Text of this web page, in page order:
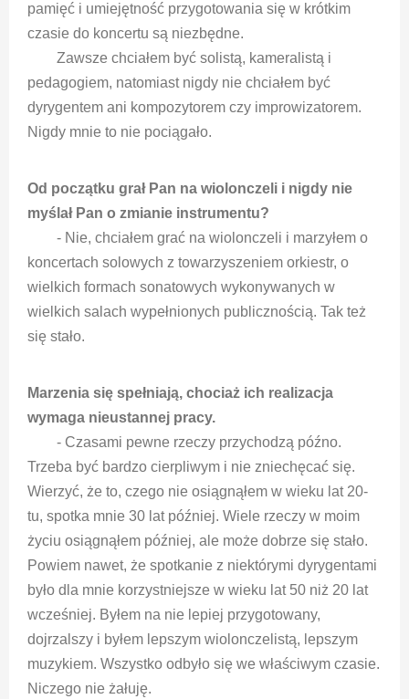
pamięć i umiejętność przygotowania się w krótkim
czasie do koncertu są niezbędne.
Zawsze chciałem być solistą, kameralistą i
pedagogiem, natomiast nigdy nie chciałem być
dyrygentem ani kompozytorem czy improwizatorem.
Nigdy mnie to nie pociągało.
Od początku grał Pan na wiolonczeli i nigdy nie
myślał Pan o zmianie instrumentu?
- Nie, chciałem grać na wiolonczeli i marzyłem o
koncertach solowych z towarzyszeniem orkiestr, o
wielkich formach sonatowych wykonywanych w
wielkich salach wypełnionych publicznością. Tak też
się stało.
Marzenia się spełniają, chociaż ich realizacja
wymaga nieustannej pracy.
- Czasami pewne rzeczy przychodzą późno.
Trzeba być bardzo cierpliwym i nie zniechęcać się.
Wierzyć, że to, czego nie osiągnąłem w wieku lat 20-
tu, spotka mnie 30 lat później. Wiele rzeczy w moim
życiu osiągnąłem później, ale może dobrze się stało.
Powiem nawet, że spotkanie z niektórymi dyrygentami
było dla mnie korzystniejsze w wieku lat 50 niż 20 lat
wcześniej. Byłem na nie lepiej przygotowany,
dojrzalszy i byłem lepszym wiolonczelistą, lepszym
muzykiem. Wszystko odbyło się we właściwym czasie.
Niczego nie żałuję.